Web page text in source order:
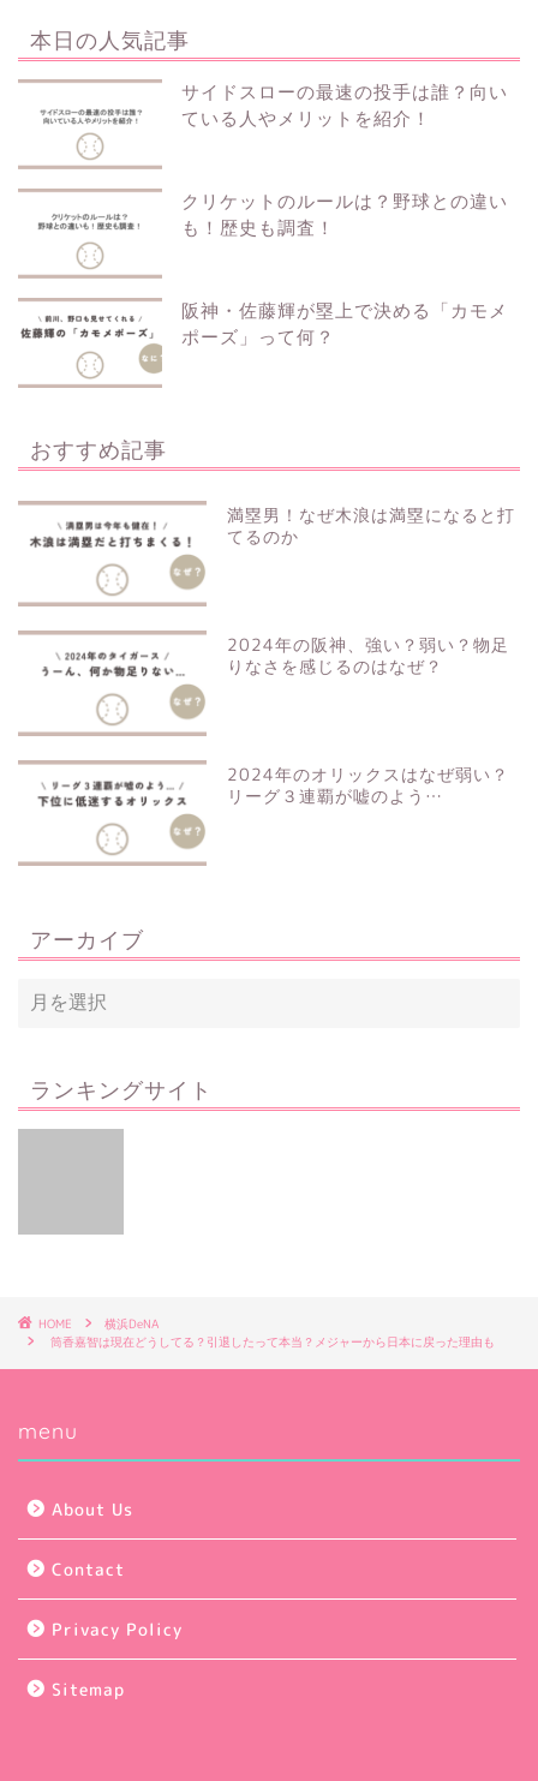
本日の人気記事
サイドスローの最速の投手は誰？向い
ている人やメリットを紹介！
クリケットのルールは？野球との違い
も！歴史も調査！
阪神・佐藤輝が塁上で決める「カモメ
ポーズ」って何？
おすすめ記事
満塁男！なぜ木浪は満塁になると打
てるのか
2024年の阪神、強い？弱い？物足
りなさを感じるのはなぜ？
2024年のオリックスはなぜ弱い？
リーグ３連覇が嘘のよう…
アーカイブ
ランキングサイト
About Us
Contact
Privacy Policy
Sitemap